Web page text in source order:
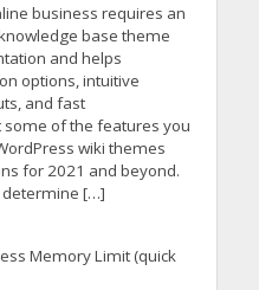
business requires an
base theme
and helps
options, intuitive
and fast
of the features you
wiki themes
for 2021 and beyond.
determine […]
Memory Limit (quick